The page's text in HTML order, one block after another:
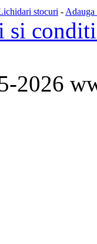
stocuri - Adauga
si
2026